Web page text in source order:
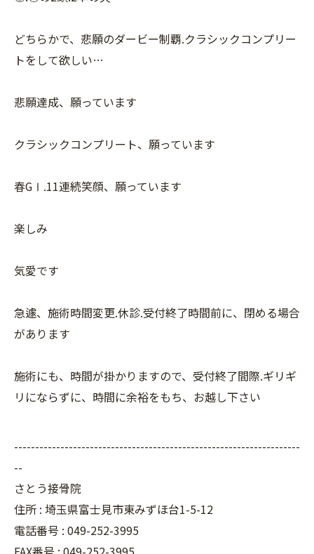
どちらかで、悲願のダービー制覇.クラシックコンプリー
トをして欲しい…
悲願達成、願っています
クラシックコンプリート、願っています
春GⅠ.11連続笑顔、願っています
楽しみ
気愛です
急遽、施術時間変更.休診.受付終了時間前に、閉める場合
があります
施術にも、時間が掛かりますので、受付終了間際.ギリギ
リにならずに、時間に余裕をもち、お越し下さい
--------------------------------------------------------------------
--
さとう接骨院
住所 : 埼玉県富士見市東みずほ台1-5-12
電話番号 : 049-252-3995